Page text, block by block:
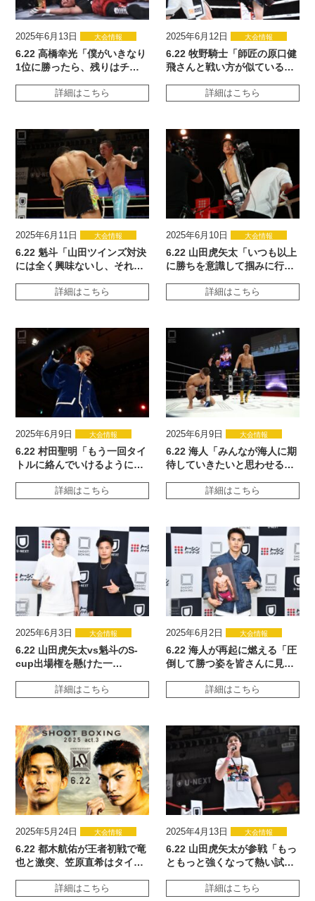
2025年6月13日 大会情報
6.22 高橋幸光「僕がいきなり
1位に勝ったら、残りはチ…
詳細はこちら
2025年6月12日 大会情報
6.22 牧野騎士「師匠の原口健
飛さんと戦い方が似ている…
詳細はこちら
2025年6月11日 大会情報
6.22 魁斗「山田ツインズ対決
には全く興味ないし、それ…
詳細はこちら
2025年6月10日 大会情報
6.22 山田虎矢太「いつも以上
に勝ちを意識して掴みに行…
詳細はこちら
2025年6月9日 大会情報
6.22 村田聖明「もう一回タイ
トルに絡んでいけるように…
詳細はこちら
2025年6月9日 大会情報
6.22 海人「みんなが海人に期
待していきたいと思わせる…
詳細はこちら
2025年6月3日 大会情報
6.22 山田虎矢太vs魁斗のS-
cup出場権を懸けた一…
詳細はこちら
2025年6月2日 大会情報
6.22 海人が再起に燃える「圧
倒して勝つ姿を皆さんに見…
詳細はこちら
2025年5月24日 大会情報
6.22 都木航佑が王者初戦で竜
也と激突、笠原直希はタイ…
詳細はこちら
2025年4月13日 大会情報
6.22 山田虎矢太が参戦「もっ
ともっと強くなって熱い試…
詳細はこちら